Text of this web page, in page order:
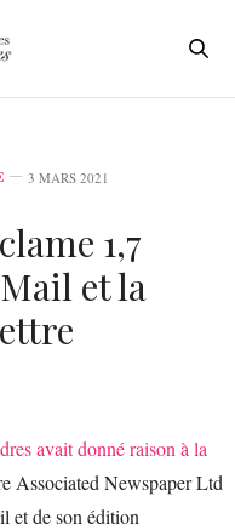
3 MARS 2021
1,7
et la
avait donné raison à la
Associated Newspaper Ltd
et de son édition